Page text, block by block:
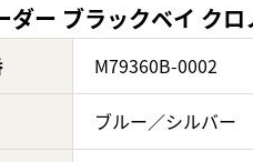
ダー ブラックベイ ク
M79360B-0002
ブルー／シルバー